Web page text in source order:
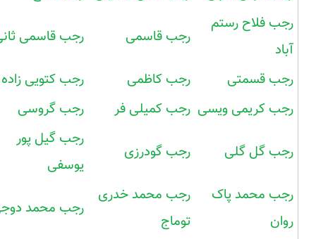
رجب فلاح رستم
آباد
رجب قاسمی رجب قاسمی
رجب قسمتی رجب کاظمی
رجب کتویی زاده
رجب کریمی ویسی رجب کمیلی فر رجب گروسی
رجب گل گلی رجب گودرزی
رجب گیل پور
یوسفی
رجب محمد پاک
روان
رجب محمد خدری
توماج
رجب محمد